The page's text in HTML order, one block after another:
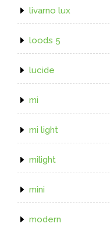
livarno lux
loods 5
lucide
mi
mi light
milight
mini
modern